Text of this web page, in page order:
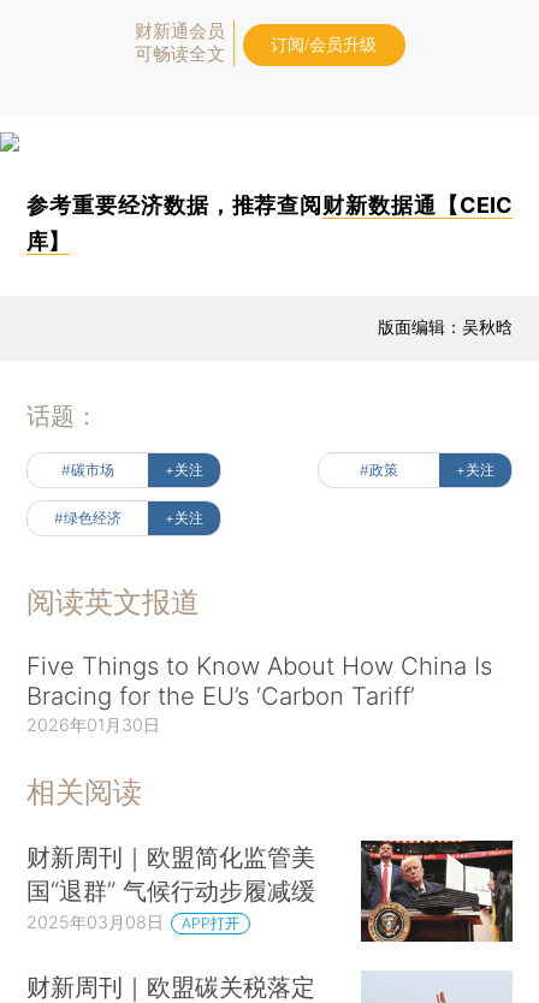
财新通会员
可畅读全文
订阅/会员升级
参考重要经济数据，推荐查阅财新数据通【CEIC
库】
版面编辑：吴秋晗
话题：
#碳市场 +关注 #政策 +关注
#绿色经济 +关注
阅读英文报道
Five Things to Know About How China Is
Bracing for the EU’s ‘Carbon Tariff’
2026年01月30日
相关阅读
财新周刊｜欧盟简化监管美
国“退群” 气候行动步履减缓
2025年03月08日 APP打开
财新周刊｜欧盟碳关税落定